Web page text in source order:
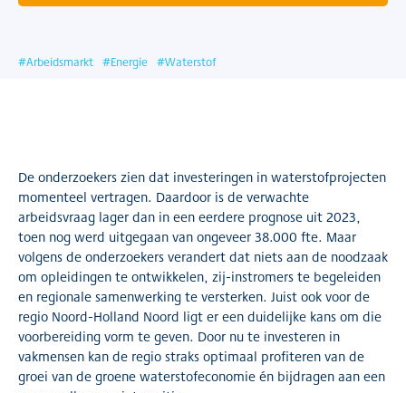
#Arbeidsmarkt #Energie #Waterstof
De onderzoekers zien dat investeringen in waterstofprojecten
momenteel vertragen. Daardoor is de verwachte
arbeidsvraag lager dan in een eerdere prognose uit 2023,
toen nog werd uitgegaan van ongeveer 38.000 fte. Maar
volgens de onderzoekers verandert dat niets aan de noodzaak
om opleidingen te ontwikkelen, zij-instromers te begeleiden
en regionale samenwerking te versterken. Juist ook voor de
regio Noord-Holland Noord ligt er een duidelijke kans om die
voorbereiding vorm te geven. Door nu te investeren in
vakmensen kan de regio straks optimaal profiteren van de
groei van de groene waterstofeconomie én bijdragen aan een